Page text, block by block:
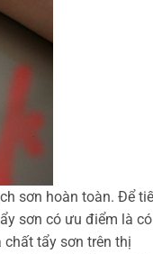
sơn hoàn toàn. Để
sơn có ưu điểm là có
tẩy sơn trên thị